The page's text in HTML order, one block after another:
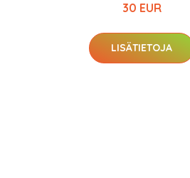
30 EUR
LISÄTIETOJA